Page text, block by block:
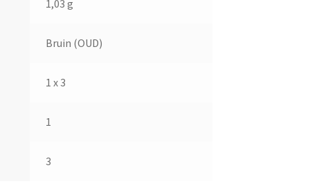
1,03 g
Bruin (OUD)
1 x 3
1
3